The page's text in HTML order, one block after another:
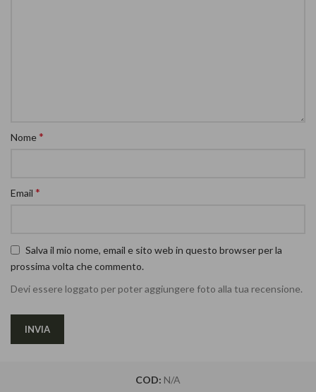
Nome*
Email *
Salva il mio nome, email e sito web in questo browser per la
prossima volta che commento.
Devi essere loggato per poter aggiungere foto alla tua recensione.
COD: N/A